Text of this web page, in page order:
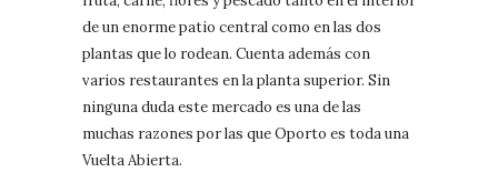
de un enorme patio central como en las dos
plantas que lo rodean. Cuenta además con
varios restaurantes en la planta superior. Sin
ninguna duda este mercado es una de las
muchas razones por las que Oporto es toda una
Vuelta Abierta.